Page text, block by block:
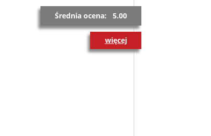
Średnia ocena: 5.00
więcej